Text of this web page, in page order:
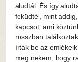
aludtál. És így
feküdtél, mint
kapcsot, ami
rosszban
írták be az
meg nekem, hogy